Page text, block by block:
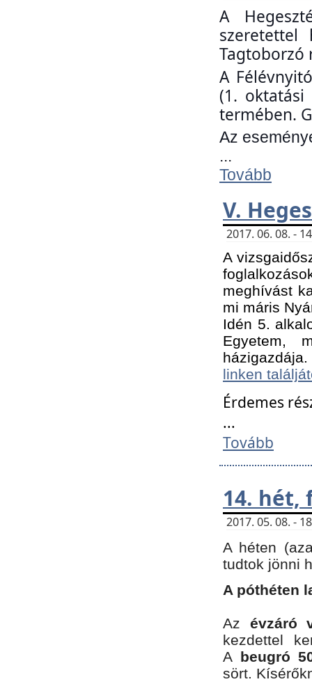
A
Tagtoborzó
A
(1. oktatási
termében.
Az
...
Tovább
V.
2017. 06. 08. -
A
meghívást
mi máris
Idén 5.
Egyetem,
linken
Érdemes
...
Tovább
14. hét,
2017. 05. 08. -
A héten
tudtok jönni
A póthéten
Az évzáró
kezdettel
A beugró
sört.